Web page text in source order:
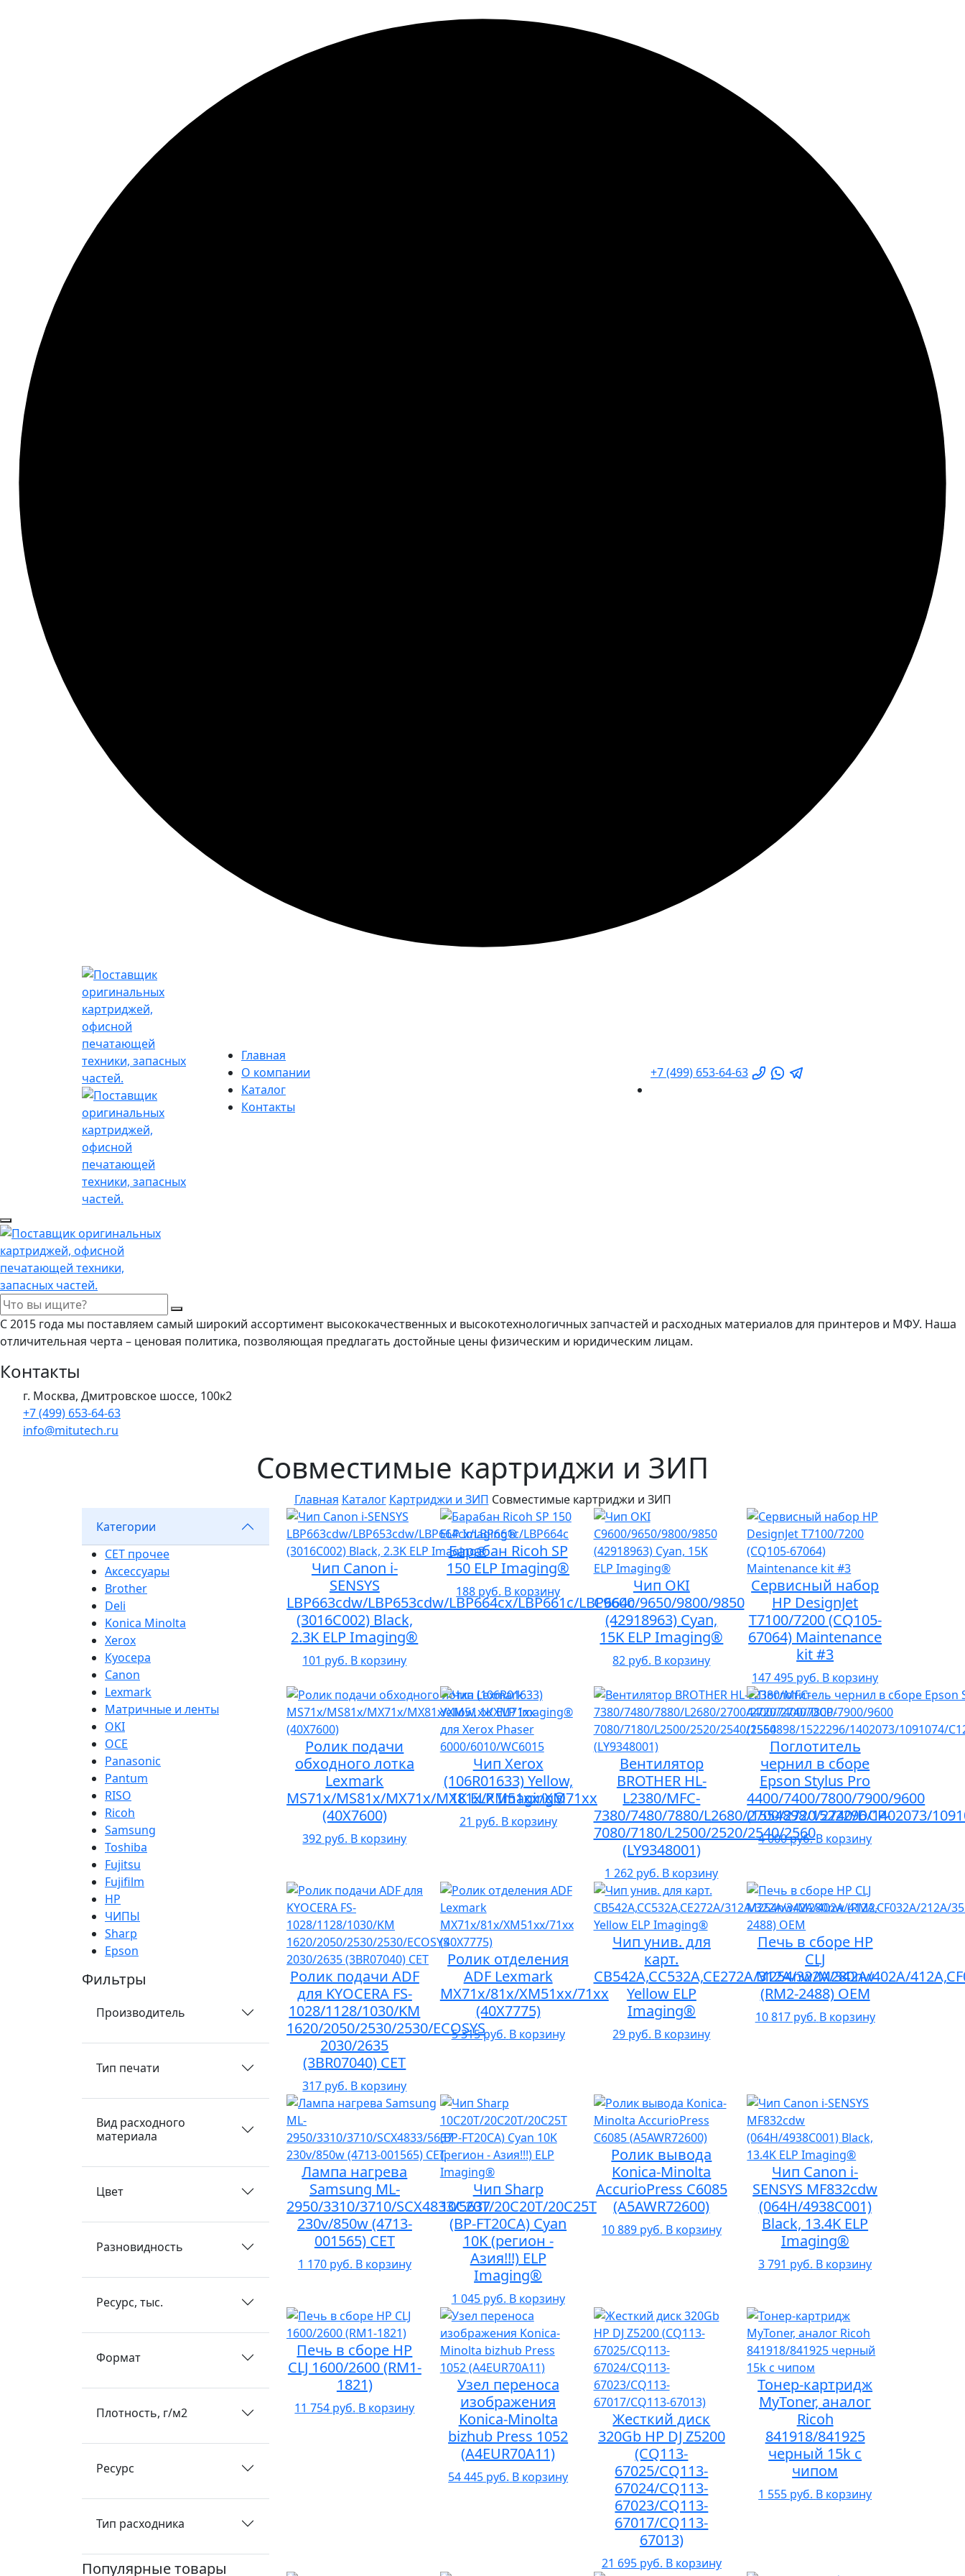
Главная
О компании
Каталог
Контакты
+7 (499) 653-64-63
С 2015 года мы поставляем самый широкий ассортимент высококачественных и высокотехнологичных запчастей и расходных материалов для принтеров и МФУ. Наша
отличительная черта – ценовая политика, позволяющая предлагать достойные цены физическим и юридическим лицам.
Контакты
г. Москва, Дмитровское шоссе, 100к2
+7 (499) 653-64-63
info@mitutech.ru
Совместимые картриджи и ЗИП
Главная Каталог Картриджи и ЗИП Совместимые картриджи и ЗИП
Категории
CET прочее
Аксессуары
Brother
Deli
Konica Minolta
Xerox
Куосера
Canon
Lexmark
Матричные и ленты
OKI
OCE
Panasonic
Pantum
RISO
Ricoh
Samsung
Toshiba
Fujitsu
Fujifilm
HP
ЧИПЫ
Sharp
Epson
Фильтры
Производитель
Тип печати
Вид расходного
материала
Цвет
Разновидность
Ресурс, тыс.
Формат
Плотность, г/м2
Ресурс
Тип расходника
Популярные товары
Чип Canon i-
SENSYS
LBP663cdw/LBP653cdw/LBP664cx/LBP661c/LBP664c
(3016C002) Black,
2.3K ELP Imaging®
101 руб. В корзину
Барабан Ricoh SP
150 ELP Imaging®
188 руб. В корзину
Чип OKI
C9600/9650/9800/9850
(42918963) Cyan,
15K ELP Imaging®
82 руб. В корзину
Сервисный набор
HP DesignJet
T7100/7200 (CQ105-
67064) Maintenance
kit #3
147 495 руб. В корзину
Ролик подачи
обходного лотка
Lexmark
MS71x/MS81x/MX71x/MX81x/XM51xx/XM71xx
(40X7600)
392 руб. В корзину
Чип Xerox
(106R01633) Yellow,
1K ELP Imaging®
21 руб. В корзину
Вентилятор
BROTHER HL-
L2380/MFC-
7380/7480/7880/L2680/2700/2720/2740/DCP-
7080/7180/L2500/2520/2540/2560
(LY9348001)
1 262 руб. В корзину
Поглотитель
чернил в сборе
Epson Stylus Pro
4400/7400/7800/7900/9600
(1554898/1522296/1402073/
4 000 руб. В корзину
Ролик подачи ADF
для KYOCERA FS-
1028/1128/1030/KM
1620/2050/2530/2530/ECOSYS
2030/2635
(3BR07040) CET
317 руб. В корзину
Ролик отделения
ADF Lexmark
MX71x/81x/XM51xx/71xx
(40X7775)
5 315 руб. В корзину
Чип унив. для
карт.
CB542A,CC532A,CE272A/312A/322A/342A/402A/
Yellow ELP
Imaging®
29 руб. В корзину
Печь в сборе HP
CLJ
M254nw/M280nw
(RM2-2488) OEM
10 817 руб. В корзину
Лампа нагрева
Samsung ML-
2950/3310/3710/SCX4833/5637
230v/850w (4713-
001565) CET
1 170 руб. В корзину
Чип Sharp
10C20T/20C20T/20C25T
(BP-FT20CA) Cyan
10K (регион -
Азия!!!) ELP
Imaging®
1 045 руб. В корзину
Ролик вывода
Konica-Minolta
AccurioPress C6085
(A5AWR72600)
10 889 руб. В корзину
Чип Canon i-
SENSYS MF832cdw
(064H/4938C001)
Black, 13.4K ELP
Imaging®
3 791 руб. В корзину
Печь в сборе HP
CLJ 1600/2600 (RM1-
1821)
11 754 руб. В корзину
Узел переноса
изображения
Konica-Minolta
bizhub Press 1052
(A4EUR70A11)
54 445 руб. В корзину
Жесткий диск
320Gb HP DJ Z5200
(CQ113-
67025/CQ113-
67024/CQ113-
67023/CQ113-
67017/CQ113-
67013)
21 695 руб. В корзину
Тонер-картридж
MyToner, аналог
Ricoh
841918/841925
черный 15k с
чипом
1 555 руб. В корзину